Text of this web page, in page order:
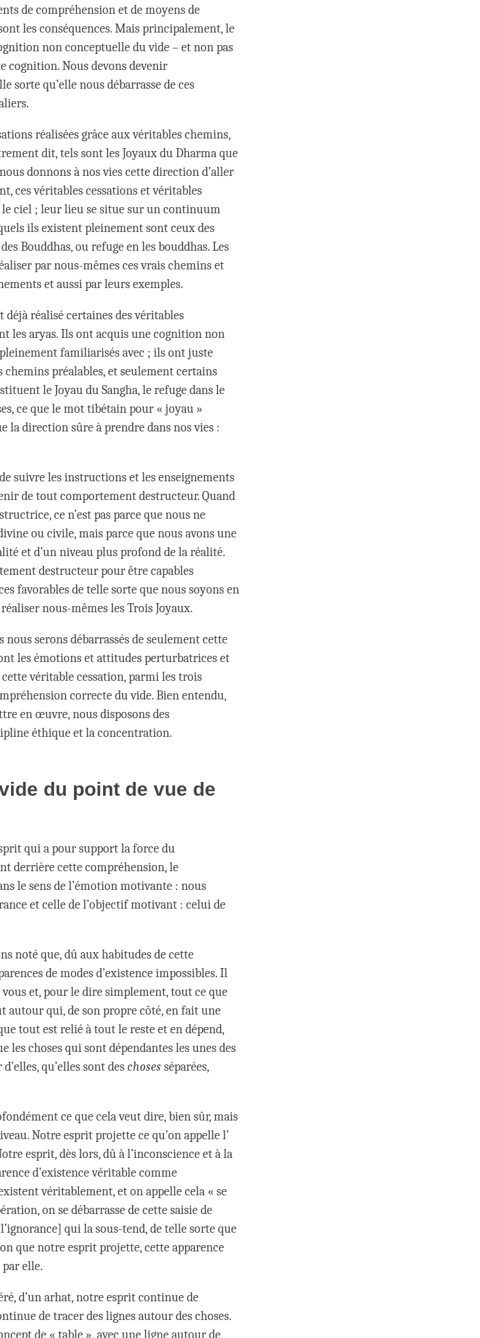
de compréhension et de moyens de
les conséquences. Mais principalement, le
non conceptuelle du vide – et non pas
cognition. Nous devons devenir
sorte qu’elle nous débarrasse de ces
réalisées grâce aux véritables chemins,
dit, tels sont les Joyaux du Dharma que
donnons à nos vies cette direction d’aller
ces véritables cessations et véritables
le ciel ; leur lieu se situe sur un continuum
ils existent pleinement sont ceux des
Bouddhas, ou refuge en les bouddhas. Les
par nous-mêmes ces vrais chemins et
et aussi par leurs exemples.
réalisé certaines des véritables
les aryas. Ils ont acquis une cognition non
familiarisés avec ; ils ont juste
chemins préalables, et seulement certains
le Joyau du Sangha, le refuge dans le
ce que le mot tibétain pour « joyau »
la direction sûre à prendre dans nos vies :
suivre les instructions et les enseignements
de tout comportement destructeur. Quand
ce n’est pas parce que nous ne
ou civile, mais parce que nous avons une
et d’un niveau plus profond de la réalité.
destructeur pour être capables
favorables de telle sorte que nous soyons en
nous-mêmes les Trois Joyaux.
serons débarrassés de seulement cette
les émotions et attitudes perturbatrices et
véritable cessation, parmi les trois
correcte du vide. Bien entendu,
en œuvre, nous disposons des
éthique et la concentration.
du point de vue de
qui a pour support la force du
derrière cette compréhension, le
le sens de l’émotion motivante : nous
et celle de l’objectif motivant : celui de
noté que, dû aux habitudes de cette
de modes d’existence impossibles. Il
et, pour le dire simplement, tout ce que
autour qui, de son propre côté, en fait une
tout est relié à tout le reste et en dépend,
les choses qui sont dépendantes les unes des
qu’elles sont deschosesséparées,
ce que cela veut dire, bien sûr, mais
Notre esprit projette ce qu’on appelle l’
esprit, dès lors, dû à l’inconscience et à la
d’existence véritable comme
véritablement, et on appelle cela « se
on se débarrasse de cette saisie de
qui la sous-tend, de telle sorte que
que notre esprit projette, cette apparence
elle.
d’un arhat, notre esprit continue de
de tracer des lignes autour des choses.
de « table », avec une ligne autour de